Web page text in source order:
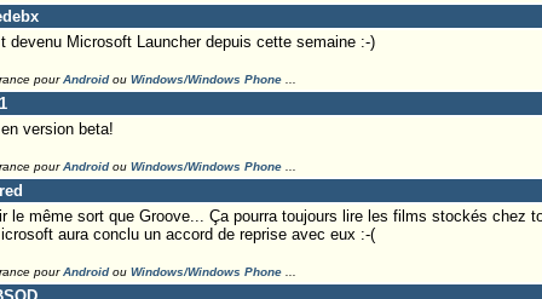
devenu Microsoft Launcher depuis cette semaine :-)
pourAndroidou Windows/Windows Phone...
version beta!
pourAndroidou Windows/Windows Phone...
le même sort que Groove... Ça pourra toujours lire les films stockés chez
aura conclu un accord de reprise avec eux :-(
pourAndroidou Windows/Windows Phone...